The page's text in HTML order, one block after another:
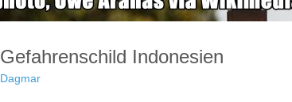
Gefahrenschild Indonesien
Dagmar